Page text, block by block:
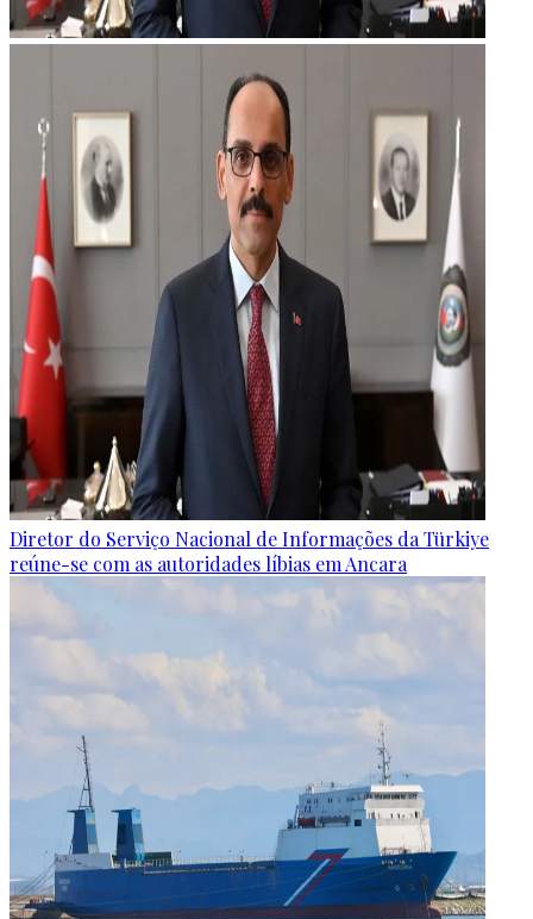
Diretor do Serviço Nacional de Informações da Türkiye
reúne-se com as autoridades líbias em Ancara